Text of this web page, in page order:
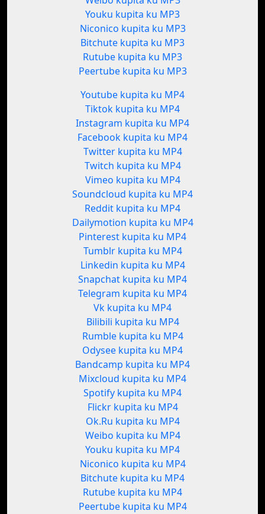
Youku kupita ku MP3
Niconico kupita ku MP3
Bitchute kupita ku MP3
Rutube kupita ku MP3
Peertube kupita ku MP3
Youtube kupita ku MP4
Tiktok kupita ku MP4
Instagram kupita ku MP4
Facebook kupita ku MP4
Twitter kupita ku MP4
Twitch kupita ku MP4
Vimeo kupita ku MP4
Soundcloud kupita ku MP4
Reddit kupita ku MP4
Dailymotion kupita ku MP4
Pinterest kupita ku MP4
Tumblr kupita ku MP4
Linkedin kupita ku MP4
Snapchat kupita ku MP4
Telegram kupita ku MP4
Vk kupita ku MP4
Bilibili kupita ku MP4
Rumble kupita ku MP4
Odysee kupita ku MP4
Bandcamp kupita ku MP4
Mixcloud kupita ku MP4
Spotify kupita ku MP4
Flickr kupita ku MP4
Ok.Ru kupita ku MP4
Weibo kupita ku MP4
Youku kupita ku MP4
Niconico kupita ku MP4
Bitchute kupita ku MP4
Rutube kupita ku MP4
Peertube kupita ku MP4